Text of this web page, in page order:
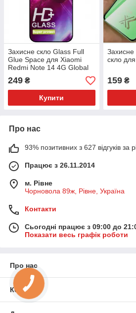
Захисне скло Glass Full
Glue Space для Xiaomi
Redmi Note 14 4G Global
(163.2/76.5/8.16mm)
249 ₴
Купити
Захисне
скло
159₴
Про нас
93% позитивних з 627 відгуків за
Працює з 26.11.2014
м. Рівне
Чорновола 89ж, Рівне, Україна
Контакти
Сьогодні працює з 09:00 до
Показати весь графік роботи
Про нас
Контакти